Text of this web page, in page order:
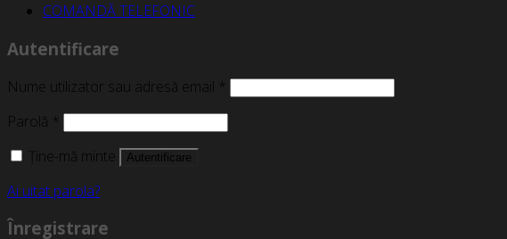
COMANDĂ TELEFONIC
Autentificare
Nume utilizator sau adresă email *
Parolă *
Ține-mă minte
Autentificare
Ai uitat parola?
Înregistrare